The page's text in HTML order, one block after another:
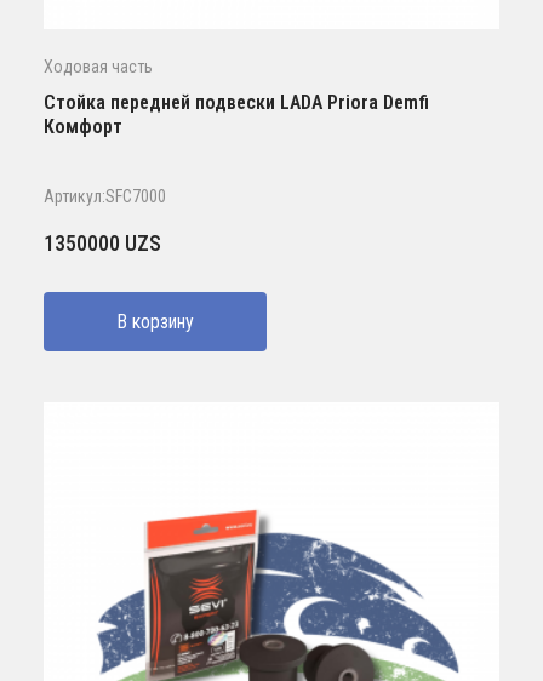
Ходовая часть
Стойка передней подвески LADA Priora Demfi
Комфорт
Артикул:SFC7000
1350000 UZS
В корзину